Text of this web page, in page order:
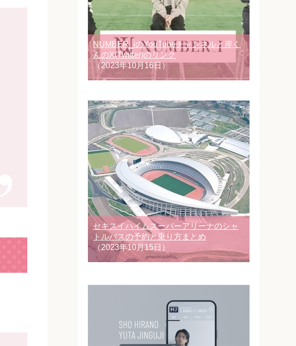
NUMBER_iのYouTubeチャンネルと岸く
んのX(Twitter)のリンク
（2023年10月16日）
セキスイハイムスーパーアリーナのシャ
トルバスの予約と乗り方まとめ
（2023年10月15日）